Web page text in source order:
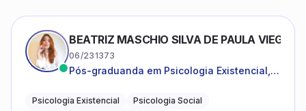
BEATRIZ MASCHIO SILVA DE PAULA VIEGAS
06/231373
Pós-graduanda em Psicologia Existencial,
da Saúde.
Psicologia Existencial
Psicologia Social